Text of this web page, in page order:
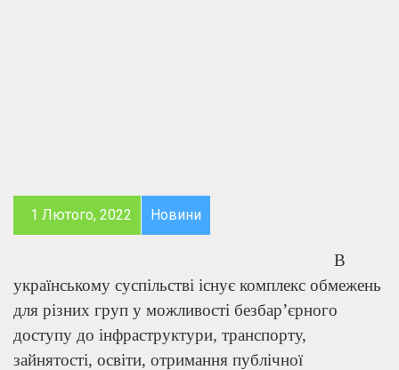
1 Лютого, 2022 Новини
В
українському суспільстві існує комплекс обмежень
для різних груп у можливості безбар’єрного
доступу до інфраструктури, транспорту,
зайнятості, освіти, отримання публічної